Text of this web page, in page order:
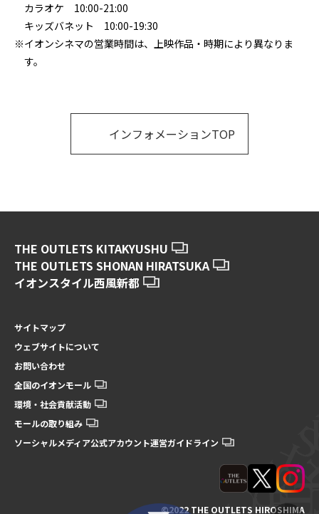
カラオケ 10:00-21:00
キッズバネット 10:00-19:30
※イオンシネマの営業時間は、上映作品・時期により異なりま
す。
インフォメーションTOP
THE OUTLETS KITAKYUSHU
THE OUTLETS SHONAN HIRATSUKA
イオンスタイル西風新都
サイトマップ
ウェブサイトについて
お問い合わせ
全国のイオンモール
環境・社会貢献活動
モールの取り組み
ソーシャルメディア公式アカウント運営ガイドライン
©2022 THE OUTLETS HIROSHIMA